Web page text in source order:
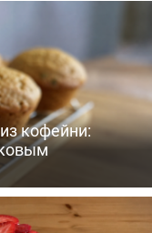
кофейни: